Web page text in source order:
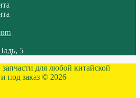
5
для любой китайской
под заказ © 2026